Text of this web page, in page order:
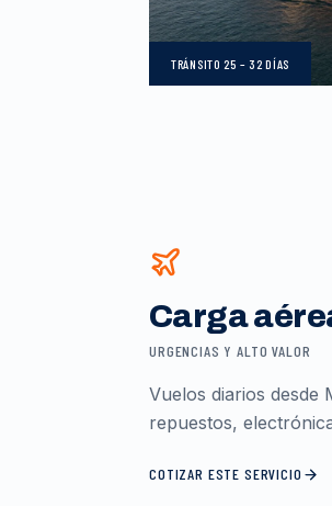
TRÁNSITO 25 – 32 DÍAS
Carga
URGENCIAS Y ALTO VALOR
Vuelos diarios desde
repuestos,
COTIZAR ESTE SERVICIO